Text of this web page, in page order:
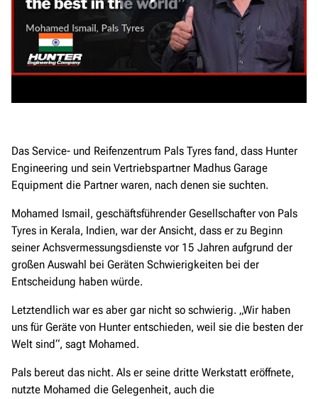
Das Service- und Reifenzentrum Pals Tyres fand, dass Hunter
Engineering und sein Vertriebspartner Madhus Garage
Equipment die Partner waren, nach denen sie suchten.
Mohamed Ismail, geschäftsführender Gesellschafter von Pals
Tyres in Kerala, Indien, war der Ansicht, dass er zu Beginn
seiner Achsvermessungsdienste vor 15 Jahren aufgrund der
großen Auswahl bei Geräten Schwierigkeiten bei der
Entscheidung haben würde.
Letztendlich war es aber gar nicht so schwierig. „Wir haben
uns für Geräte von Hunter entschieden, weil sie die besten der
Welt sind“, sagt Mohamed.
Pals bereut das nicht. Als er seine dritte Werkstatt eröffnete,
nutzte Mohamed die Gelegenheit, auch die